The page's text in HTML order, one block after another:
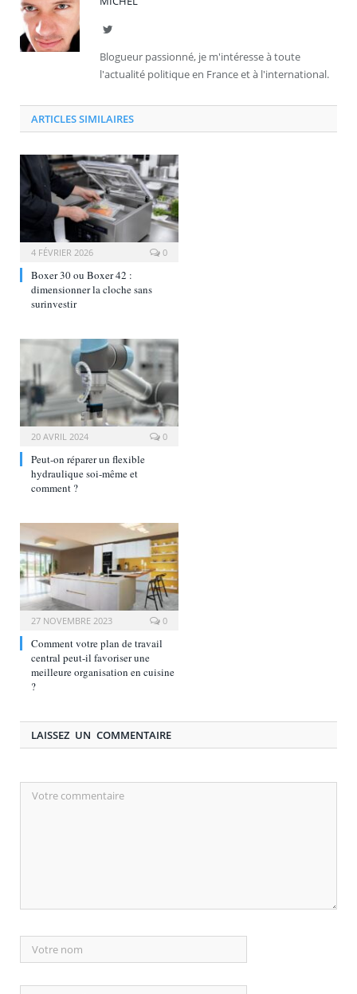
Twitter
Blogueur passionné, je m'intéresse à toute
l'actualité politique en France et à l'international.
ARTICLES SIMILAIRES
4 FÉVRIER 2026 0
Boxer 30 ou Boxer 42 :
dimensionner la cloche sans
surinvestir
20 AVRIL 2024 0
Peut-on réparer un flexible
hydraulique soi-même et
comment ?
27 NOVEMBRE 2023 0
Comment votre plan de travail
central peut-il favoriser une
meilleure organisation en cuisine
?
LAISSEZ UN COMMENTAIRE